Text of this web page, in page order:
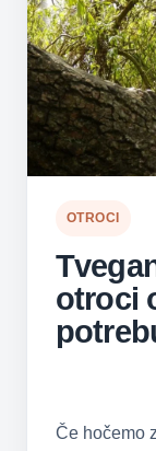
OTROCI
otroci
Če hočemo